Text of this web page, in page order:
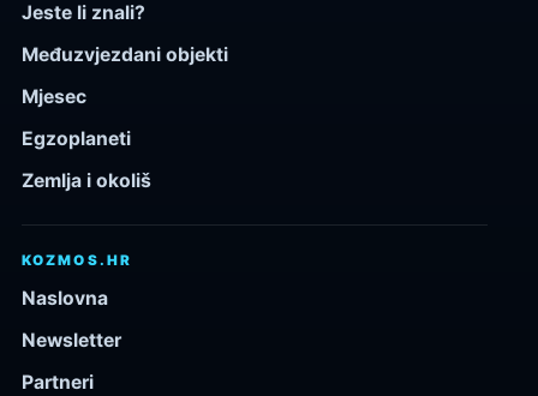
Jeste li znali?
Međuzvjezdani objekti
Mjesec
Egzoplaneti
Zemlja i okoliš
KOZMOS.HR
Naslovna
Newsletter
Partneri